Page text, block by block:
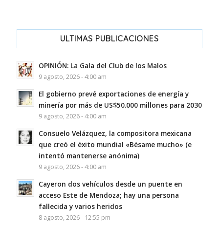
ULTIMAS PUBLICACIONES
OPINIÓN: La Gala del Club de los Malos
9 agosto, 2026 - 4:00 am
El gobierno prevé exportaciones de energía y
minería por más de US$50.000 millones para 2030
9 agosto, 2026 - 4:00 am
Consuelo Velázquez, la compositora mexicana
que creó el éxito mundial «Bésame mucho» (e
intentó mantenerse anónima)
9 agosto, 2026 - 4:00 am
Cayeron dos vehículos desde un puente en
acceso Este de Mendoza; hay una persona
fallecida y varios heridos
8 agosto, 2026 - 12:55 pm